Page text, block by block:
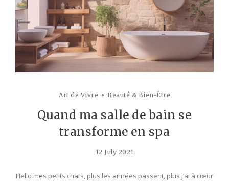
Art de Vivre Beauté & Bien-Être
Quand ma salle de bain se
transforme en spa
12 July 2021
Hello mes petits chats, plus les années passent, plus j’ai à cœur